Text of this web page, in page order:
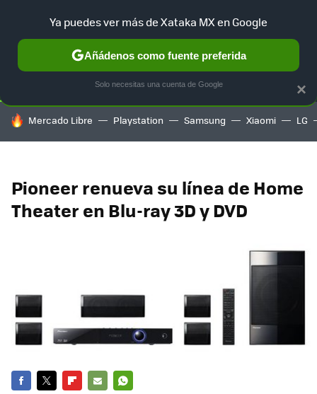
SELECCIÓN GAMING HOME AUTO TERRITORIO
HOY SE HABLA DE
Mercado Libre Playstation Samsung Xiaomi LG
Pioneer renueva su línea de Home
Theater en Blu-ray 3D y DVD
×
Ya puedes ver más de Xataka MX en Google
Añádenos como fuente preferida
Solo necesitas una cuenta de Google